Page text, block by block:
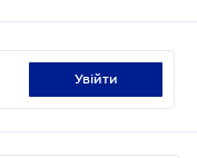
увійти